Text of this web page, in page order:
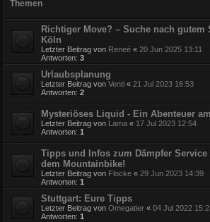
Themen
Richtiger Move? – Suche nach gutem
Köln
Letzter Beitrag von Reneé « 20 Jun 2025 13:11
Antworten: 3
Urlaubsplanung
Letzter Beitrag von Venti « 21 Jul 2023 16:53
Antworten: 2
Mysteriöses Liquid - Ein Abenteuer
Letzter Beitrag von Lama « 17 Jul 2023 12:54
Antworten: 1
Tipps und Infos zum Dämpfer
dem Mountainbike!
Letzter Beitrag von Flocke « 29 Jun 2023 14:39
Antworten: 1
Stuttgart: Eure Tipps
Letzter Beitrag von Omegatier « 04 Jul 2022
Antworten: 1